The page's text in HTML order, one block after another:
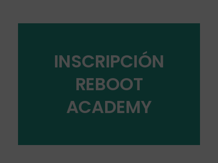
INSCRIPCIÓN
REBOOT
ACADEMY